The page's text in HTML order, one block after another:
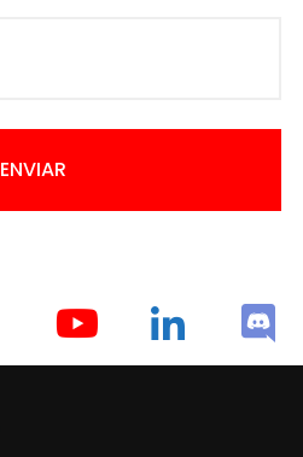
ENVIAR